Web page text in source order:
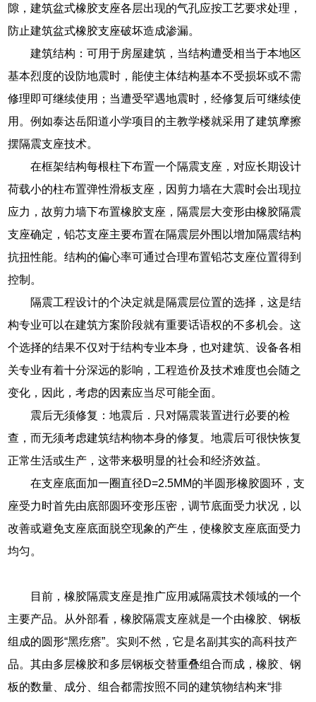
隙，建筑盆式橡胶支座各层出现的气孔应按工艺要求处理，
防止建筑盆式橡胶支座破坏造成渗漏。
建筑结构：可用于房屋建筑，当结构遭受相当于本地区
基本烈度的设防地震时，能使主体结构基本不受损坏或不需
修理即可继续使用；当遭受罕遇地震时，经修复后可继续使
用。例如泰达岳阳道小学项目的主教学楼就采用了建筑摩擦
摆隔震支座技术。
在框架结构每根柱下布置一个隔震支座，对应长期设计
荷载小的柱布置弹性滑板支座，因剪力墙在大震时会出现拉
应力，故剪力墙下布置橡胶支座，隔震层大变形由橡胶隔震
支座确定，铅芯支座主要布置在隔震层外围以增加隔震结构
抗扭性能。结构的偏心率可通过合理布置铅芯支座位置得到
控制。
隔震工程设计的个决定就是隔震层位置的选择，这是结
构专业可以在建筑方案阶段就有重要话语权的不多机会。这
个选择的结果不仅对于结构专业本身，也对建筑、设备各相
关专业有着十分深远的影响，工程造价及技术难度也会随之
变化，因此，考虑的因素应当尽可能全面。
震后无须修复：地震后．只对隔震装置进行必要的检
查，而无须考虑建筑结构物本身的修复。地震后可很快恢复
正常生活或生产，这带来极明显的社会和经济效益。
在支座底面加一圈直径D=2.5MM的半圆形橡胶圆环，支
座受力时首先由底部圆环变形压密，调节底面受力状况，以
改善或避免支座底面脱空现象的产生，使橡胶支座底面受力
均匀。
目前，橡胶隔震支座是推广应用减隔震技术领域的一个
主要产品。从外部看，橡胶隔震支座就是一个由橡胶、钢板
组成的圆形“黑疙瘩”。实则不然，它是名副其实的高科技产
品。其由多层橡胶和多层钢板交替重叠组合而成，橡胶、钢
板的数量、成分、组合都需按照不同的建筑物结构来“排